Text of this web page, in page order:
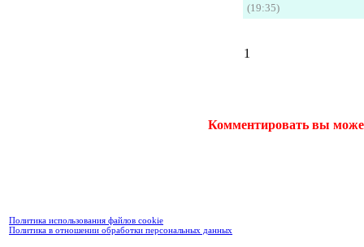
(19:35)
1
Комментировать вы
Политика использования файлов cookie
Политика в отношении обработки персональных данных